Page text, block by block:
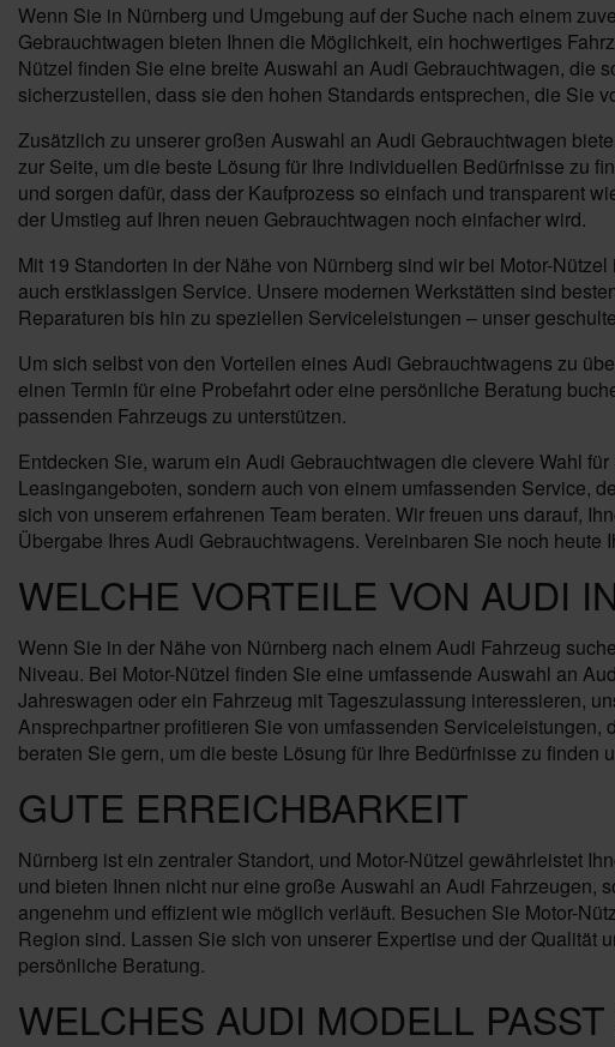
Wenn Sie in Nürnberg und Umgebung auf der Suche nach einem
Gebrauchtwagen bieten Ihnen die Möglichkeit, ein hochwertiges
Nützel finden Sie eine breite Auswahl an Audi Gebrauchtwagen, die
sicherzustellen, dass sie den hohen Standards entsprechen, die Sie
Zusätzlich zu unserer großen Auswahl an Audi Gebrauchtwagen
zur Seite, um die beste Lösung für Ihre individuellen Bedürfnisse zu
und sorgen dafür, dass der Kaufprozess so einfach und transparent
der Umstieg auf Ihren neuen Gebrauchtwagen noch einfacher wird.
Mit 19 Standorten in der Nähe von Nürnberg sind wir bei Motor-
auch erstklassigen Service. Unsere modernen Werkstätten sind
Reparaturen bis hin zu speziellen Serviceleistungen – unser
Um sich selbst von den Vorteilen eines Audi Gebrauchtwagens zu
einen Termin für eine Probefahrt oder eine persönliche Beratung
passenden Fahrzeugs zu unterstützen.
Entdecken Sie, warum ein Audi Gebrauchtwagen die clevere Wahl
Leasingangeboten, sondern auch von einem umfassenden Service,
sich von unserem erfahrenen Team beraten. Wir freuen uns darauf,
Übergabe Ihres Audi Gebrauchtwagens. Vereinbaren Sie noch
WELCHE VORTEILE VON AUDI
Wenn Sie in der Nähe von Nürnberg nach einem Audi Fahrzeug
Niveau. Bei Motor-Nützel finden Sie eine umfassende Auswahl an
Jahreswagen oder ein Fahrzeug mit Tageszulassung interessieren,
Ansprechpartner profitieren Sie von umfassenden
beraten Sie gern, um die beste Lösung für Ihre Bedürfnisse zu
GUTE ERREICHBARKEIT
Nürnberg ist ein zentraler Standort, und Motor-Nützel gewährleistet
und bieten Ihnen nicht nur eine große Auswahl an Audi Fahrzeugen,
angenehm und effizient wie möglich verläuft. Besuchen Sie Motor-
Region sind. Lassen Sie sich von unserer Expertise und der Qualität
persönliche Beratung.
WELCHES AUDI MODELL